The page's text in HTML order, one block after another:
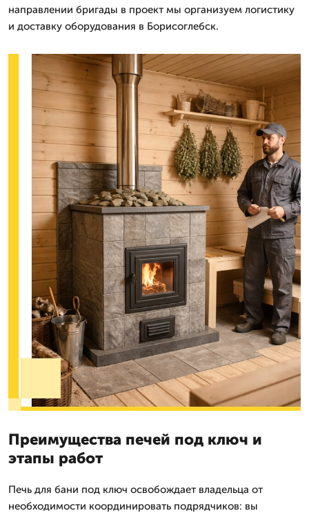
направлении бригады в проект мы организуем логистику
и доставку оборудования в Борисоглебск.
Преимущества печей под ключ и
этапы работ
Печь для бани под ключ освобождает владельца от
необходимости координировать подрядчиков: вы